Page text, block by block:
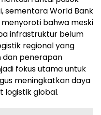
sementara World Bank
bahwa meski
infrastruktur belum
regional yang
dan penerapan
fokus utama untuk
meningkatkan daya
logistik global.